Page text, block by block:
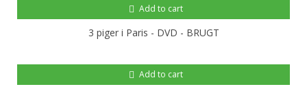
Add to cart
3 piger i Paris - DVD - BRUGT
Add to cart